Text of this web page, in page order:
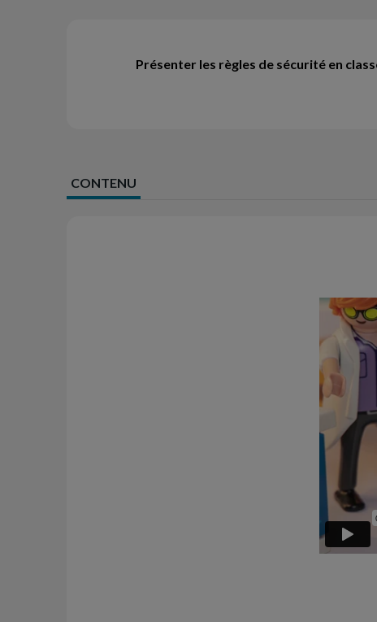
Présenter les règles de sécurité en
CONTENU